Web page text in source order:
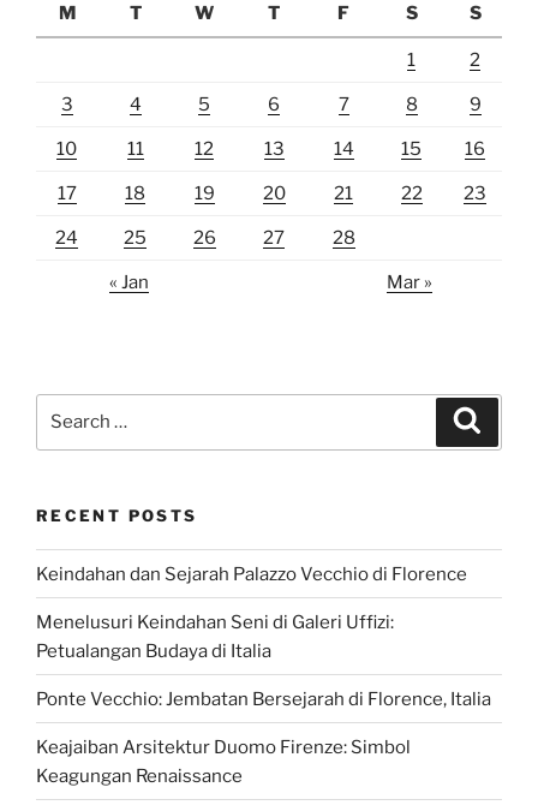
M
T W T F S S
1 2
3 4 5 6 7 8 9
10 11 12 13 14 15 16
17 18 19 20 21 22 23
24 25 26 27 28
« Jan Mar »
RECENT POSTS
Keindahan dan Sejarah Palazzo Vecchio di Florence
Menelusuri Keindahan Seni di Galeri Uffizi:
Petualangan Budaya di Italia
Ponte Vecchio: Jembatan Bersejarah di Florence, Italia
Keajaiban Arsitektur Duomo Firenze: Simbol
Keagungan Renaissance